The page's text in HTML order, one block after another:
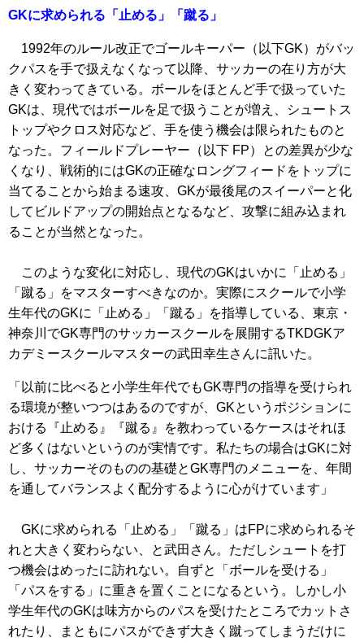
GKに求められる「止める」「蹴る」
1992年のルール改正でゴールキーパー（以下GK）がバッ
クパスを手で扱えなくなって以降、サッカーの在り方が大
きく変わってきている。ボールをほとんど手で扱っていた
GKは、現代ではボールを足で扱うことが増え、シュートス
トップやクロス対応など、手を使う機会は限られたものと
なった。フィールドプレーヤー（以下 FP）との差異が少な
くなり、戦術的にはGKの正確なロングフィードをトップに
当てることから始まる速攻、GKが最後尾のスイーパーと化
してビルドアップの開始点となるなど、攻撃に組み込まれ
ることが当然となった。
このような変化に対応し、現代のGKはいかに「止める」
「蹴る」をマスターすべきなのか。実際にスクールで小学
生年代のGKに「止める」「蹴る」を指導している、東京・
神奈川でGK専門のサッカースクールを展開するTKDGKア
カデミースクールマスターの武田幸生さんに訊いた。
「以前に比べると小学生年代でもGK専門の指導を受けられ
る環境が整いつつはあるのですが、GKというポジションに
おける『止める』『蹴る』を教わっているケースはそれほ
ど多くはないというのが実情です。私たちの場合はGKに対
し、サッカーそのものの基礎とGK専門のメニューを、年間
を通してバランスよく配分するように心がけています」
GKに求められる「止める」「蹴る」はFPに求められるそ
れと大きく変わらない、と武田さん。ただしシュートを打
つ機会はめったに訪れない。自ずと「ボールを受ける」
「パスをする」に重きを置くことになるという。しかし小
学生年代のGKは味方からのパスを受けたところでカットさ
れたり、まともにパスができず大きく蹴ってしまうだけに